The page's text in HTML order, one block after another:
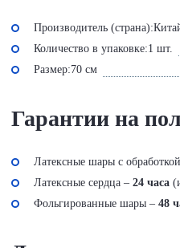
Производитель (страна):
Количество в упаковке:1 шт.
Размер:70 см
Гарантии на
Латексные шары с
Латексные сердца – 24 часа
Фольгированные шары – 48